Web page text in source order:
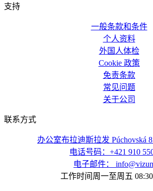
支持
一般条款和条件
个人资料
外国人体检
Cookie 政策
免责条款
常见问题
关于公司
联系方式
办公室布拉迪斯拉发 Púchovská
电话号码：+421 910
电子邮件：
工作时间周一至周五